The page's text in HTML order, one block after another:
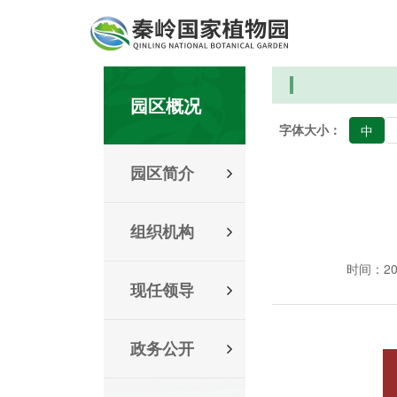
园区概况
园区简介
组织机构
现任领导
政务公开
字体大小： 中
时间：